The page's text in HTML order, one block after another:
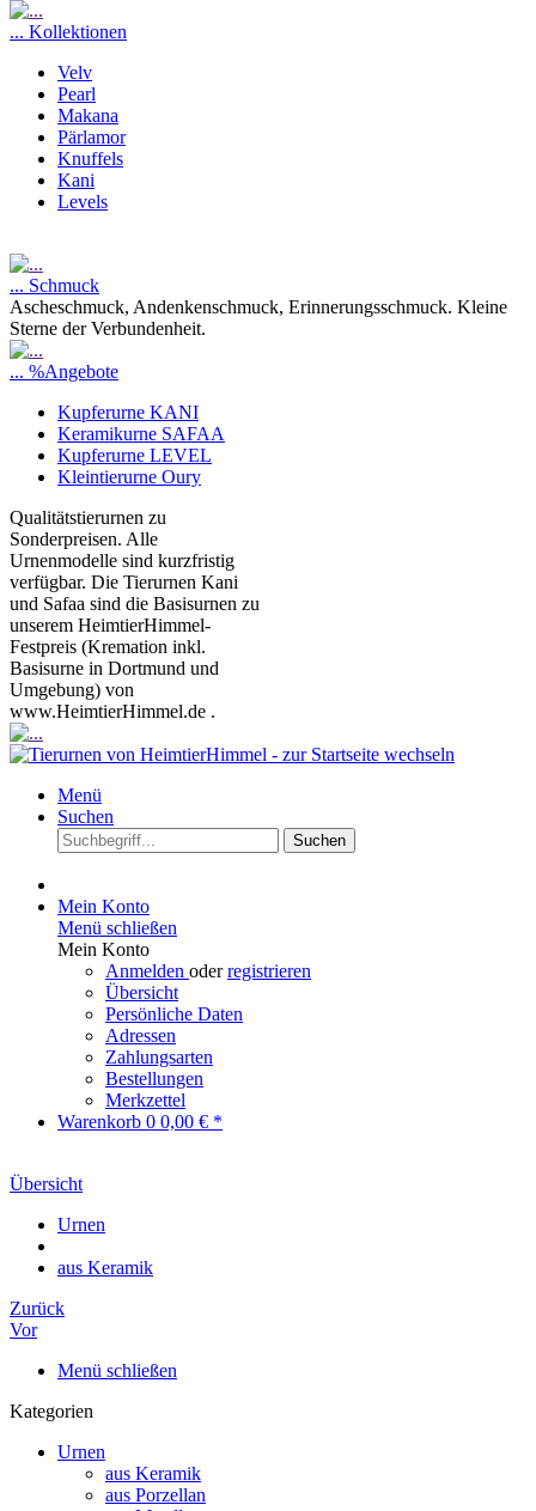
... Kollektionen
Velv
Pearl
Makana
Pärlamor
Knuffels
Kani
Levels
... Schmuck
Ascheschmuck, Andenkenschmuck, Erinnerungsschmuck. Kleine
Sterne der Verbundenheit.
... %Angebote
Kupferurne KANI
Keramikurne SAFAA
Kupferurne LEVEL
Kleintierurne Oury
Qualitätstierurnen zu
Sonderpreisen. Alle
Urnenmodelle sind kurzfristig
verfügbar. Die Tierurnen Kani
und Safaa sind die Basisurnen zu
unserem HeimtierHimmel-
Festpreis (Kremation inkl.
Basisurne in Dortmund und
Umgebung) von
www.HeimtierHimmel.de .
Menü
Suchen
Suchen
Mein Konto
Menü schließen
Mein Konto
Anmelden oderregistrieren
Übersicht
Persönliche Daten
Adressen
Zahlungsarten
Bestellungen
Merkzettel
Warenkorb 0 0,00 € *
Übersicht
Urnen
aus Keramik
Zurück
Vor
Menü schließen
Kategorien
Urnen
aus Keramik
aus Porzellan